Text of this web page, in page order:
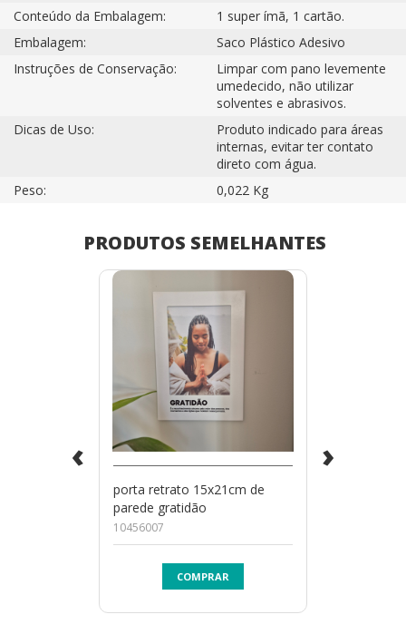
Conteúdo da Embalagem:
1 super ímã, 1 cartão.
Embalagem:
Saco Plástico Adesivo
Instruções de Conservação:
Limpar com pano levemente
umedecido, não utilizar
solventes e abrasivos.
Dicas de Uso:
Produto indicado para áreas
internas, evitar ter contato
direto com água.
Peso:
0,022 Kg
PRODUTOS SEMELHANTES
porta retrato 15x21cm de
parede gratidão
10456007
COMPRAR
‹ ›